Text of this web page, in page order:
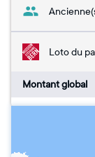
Loto du
Montant global